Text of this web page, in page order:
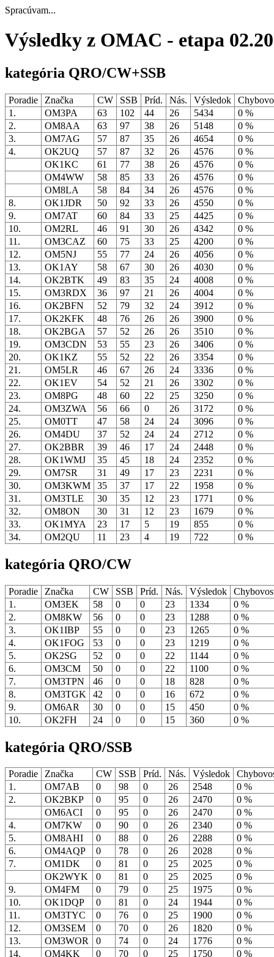
Spracúvam...
Výsledky z OMAC - etapa
kategória QRO/CW+SSB
Poradie Značka CW SSB Príd. Nás. Výsledok
1.
OM3PA 63 102 44 26 5434
0 %
2.
OM8AA 63 97 38 26 5148
0 %
3.
OM7AG 57 87 35 26 4654
0 %
4.
OK2UQ 57 87 32 26 4576
0 %
OK1KC
61 77 38 26 4576
0 %
OM4WW
58 85 33 26 4576
0 %
OM8LA
58 84 34 26 4576
0 %
8.
OK1JDR 50 92 33 26 4550
0 %
9.
OM7AT 60 84 33 25 4425
0 %
10.
OM2RL 46 91 30 26 4342
0 %
11.
OM3CAZ 60 75 33 25 4200
0 %
12.
OM5NJ 55 77 24 26 4056
0 %
13.
OK1AY 58 67 30 26 4030
0 %
14.
OK2BTK 49 83 35 24 4008
0 %
15.
OM3RDX 36 97 21 26 4004
0 %
16.
OK2BFN 52 79 32 24 3912
0 %
17.
OK2KFK 48 76 26 26 3900
0 %
18.
OK2BGA 57 52 26 26 3510
0 %
19.
OM3CDN 53 55 23 26 3406
0 %
20.
OK1KZ 55 52 22 26 3354
0 %
21.
OM5LR 46 67 26 24 3336
0 %
22.
OK1EV 54 52 21 26 3302
0 %
23.
OM8PG 48 60 22 25 3250
0 %
24.
OM3ZWA 56 66 0 26 3172
0 %
25.
OM0TT 47 58 24 24 3096
0 %
26.
OM4DU 37 52 24 24 2712
0 %
27.
OK2BBR 39 46 17 24 2448
0 %
28.
OK1WMJ 35 45 18 24 2352
0 %
29.
OM7SR 31 49 17 23 2231
0 %
30.
OM3KWM 35 37 17 22 1958
0 %
31.
OM3TLE 30 35 12 23 1771
0 %
32.
OM8ON 30 31 12 23 1679
0 %
33.
OK1MYA 23 17 5 19 855
0 %
34.
OM2QU 11 23 4 19 722 0 %
kategória QRO/CW
Poradie Značka CW SSB Príd. Nás. Výsledok
1.
OM3EK 58 0 0 23 1334
0 %
2.
OM8KW 56 0 0 23 1288
0 %
3.
OK1IBP 55 0 0 23 1265
0 %
4.
OK1FOG 53 0 0 23 1219
0 %
5.
OK2SG 52 0 0 22 1144
0 %
6.
OM3CM 50 0 0 22 1100
0 %
7.
OM3TPN 46 0 0 18 828
0 %
8.
OM3TGK 42 0 0 16 672
0 %
9.
OM6AR 30 0 0 15 450
0 %
10.
OK2FH 24 0 0 15 360 0 %
kategória QRO/SSB
Poradie Značka CW SSB Príd. Nás. Výsledok
1.
OM7AB 0 98 0 26 2548
0 %
2.
OK2BKP 0 95 0 26 2470
0 %
OM6ACI
0 95 0 26 2470
0 %
4.
OM7KW 0 90 0 26 2340
0 %
5.
OM8AHI 0 88 0 26 2288
0 %
6.
OM4AQP 0 78 0 26 2028
0 %
7.
OM1DK 0 81 0 25 2025
0 %
OK2WYK
0 81 0 25 2025
0 %
9.
OM4FM 0 79 0 25 1975
0 %
10.
OK1DQP 0 81 0 24 1944
0 %
11.
OM3TYC 0 76 0 25 1900
0 %
12.
OM3SEM 0 70 0 26 1820
0 %
13.
OM3WOR 0 74 0 24 1776
0 %
14.
OM4KK 0 70 0 25 1750
0 %